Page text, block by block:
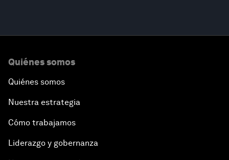
Quiénes somos
Quiénes somos
Nuestra estrategia
Cómo trabajamos
Liderazgo y gobernanza